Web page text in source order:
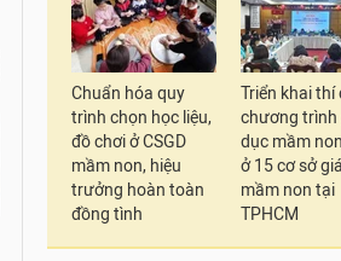
Chuẩn hóa quy
trình chọn học liệu,
đồ chơi ở CSGD
mầm non, hiệu
trưởng hoàn toàn
đồng tình
Triển khai thí
chương trình
dục mầm
ở 15 cơ sở
mầm non tại
TPHCM